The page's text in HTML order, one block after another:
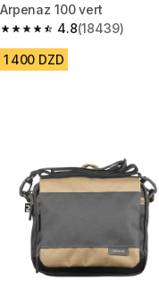
Arpenaz 100 vert
4.8
4.8 out of 5 stars from
(18439)
1 400 DZD